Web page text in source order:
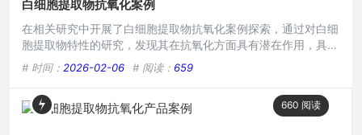
白细胞提取物抗氧化案例
在相关研究中开展了白细胞提取物抗氧化案例探索，通过对白细
胞提取物特性的研究，发现其在抗氧化方面具有潜在作用，具体
实验中可能涉及对自由基清除等抗氧化指标的检测，试图挖掘白
细胞提取物在抗氧化领域的应用价值，为相关抗氧化产品或治疗
手段研发提供新方向。在当今追求健康与美丽的时代,抗氧化成
为了众多领域关注的焦点，而白细胞提取物在抗氧化方面展现出
# 时间： 2026-02-06 # 阅读： 659
660 阅读